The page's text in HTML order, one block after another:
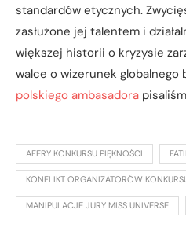
standardów etycznych.
zasłużone jej talentem i
większej historii o kryzysie
walce o wizerunek globalnego
polskiego ambasadora
AFERY KONKURSU PIĘKNOŚCI
KONFLIKT ORGANIZATORÓW
MANIPULACJE JURY MISS UNIVERSE